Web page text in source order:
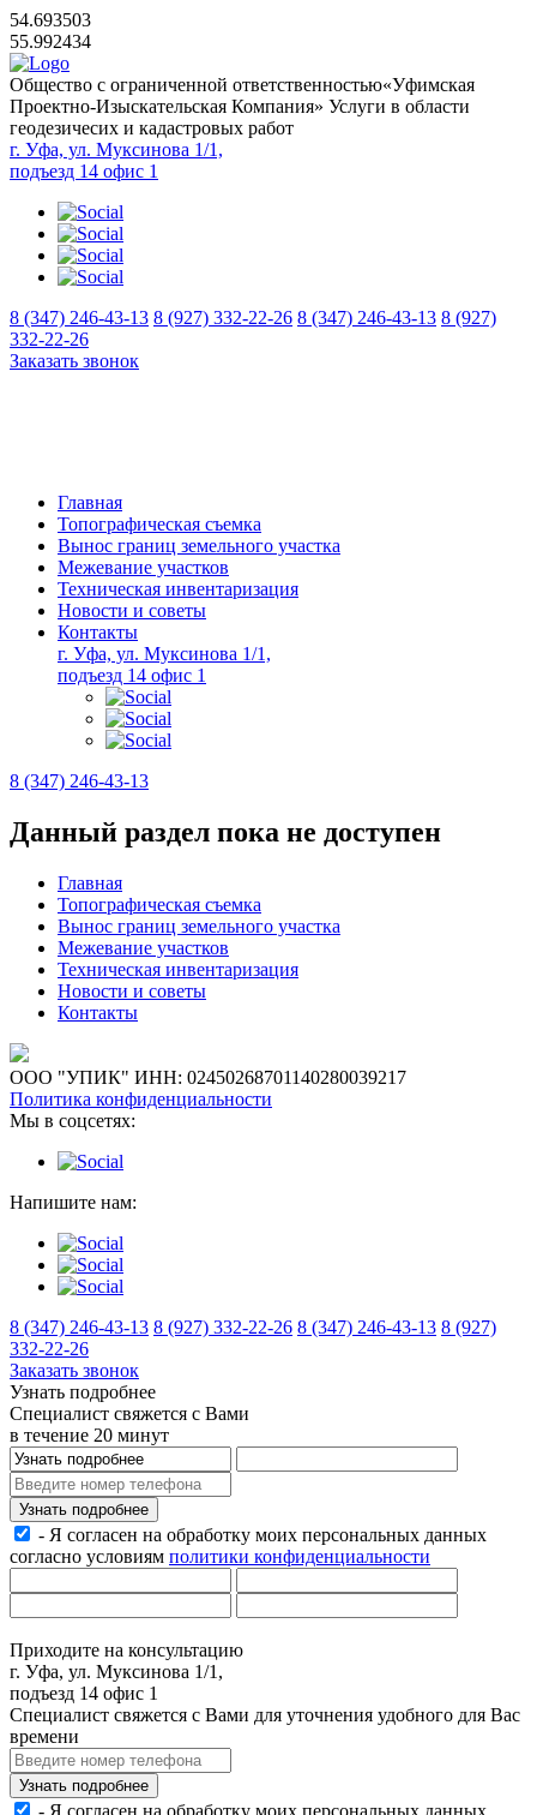
54.693503
55.992434
Общество с ограниченной ответственностью«Уфимская
Проектно-Изыскательская Компания» Услуги в области
геодезичесих и кадастровых работ
г. Уфа, ул. Муксинова 1/1,
подъезд 14 офис 1
8 (347) 246-43-13 8 (927) 332-22-26 8 (347) 246-43-13 8 (927)
332-22-26
Заказать звонок
Главная
Топографическая съемка
Вынос границ земельного участка
Межевание участков
Техническая инвентаризация
Новости и советы
Контакты
г. Уфа, ул. Муксинова 1/1,
подъезд 14 офис 1
8 (347) 246-43-13
Данный раздел пока не доступен
Главная
Топографическая съемка
Вынос границ земельного участка
Межевание участков
Техническая инвентаризация
Новости и советы
Контакты
ООО "УПИК" ИНН: 02450268701140280039217
Политика конфиденциальности
Мы в соцсетях:
Напишите нам:
8 (347) 246-43-13 8 (927) 332-22-26 8 (347) 246-43-13 8 (927)
332-22-26
Заказать звонок
Узнать подробнее
Специалист свяжется с Вами
в течение 20 минут
Узнать подробнее
- Я согласен на обработку моих персональных данных
согласно условиям политики конфиденциальности
Приходите на консультацию
г. Уфа, ул. Муксинова 1/1,
подъезд 14 офис 1
Специалист свяжется с Вами для уточнения удобного для Вас
времени
Узнать подробнее
- Я согласен на обработку моих персональных данных